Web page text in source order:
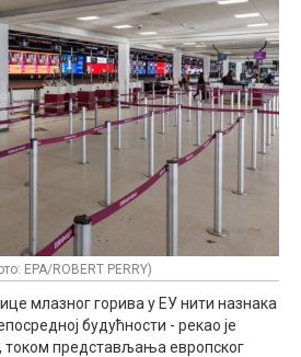
EPA/ROBERT PERRY)
млазног горива у ЕУ нити назнака
будућности - рекао је
током представљања европског